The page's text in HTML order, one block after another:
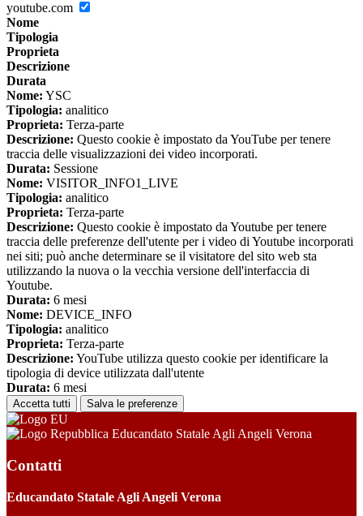
youtube.com
Nome
Tipologia
Proprieta
Descrizione
Durata
Nome: YSC
Tipologia: analitico
Proprieta: Terza-parte
Descrizione: Questo cookie è impostato da YouTube per tenere
traccia delle visualizzazioni dei video incorporati.
Durata: Sessione
Nome: VISITOR_INFO1_LIVE
Tipologia: analitico
Proprieta: Terza-parte
Descrizione: Questo cookie è impostato da Youtube per tenere
traccia delle preferenze dell'utente per i video di Youtube incorporati
nei siti; può anche determinare se il visitatore del sito web sta
utilizzando la nuova o la vecchia versione dell'interfaccia di
Youtube.
Durata: 6 mesi
Nome: DEVICE_INFO
Tipologia: analitico
Proprieta: Terza-parte
Descrizione: YouTube utilizza questo cookie per identificare la
tipologia di device utilizzata dall'utente
Durata: 6 mesi
Accetta tutti Salva le preferenze
Educandato Statale Agli Angeli Verona
Contatti
Educandato Statale Agli Angeli Verona